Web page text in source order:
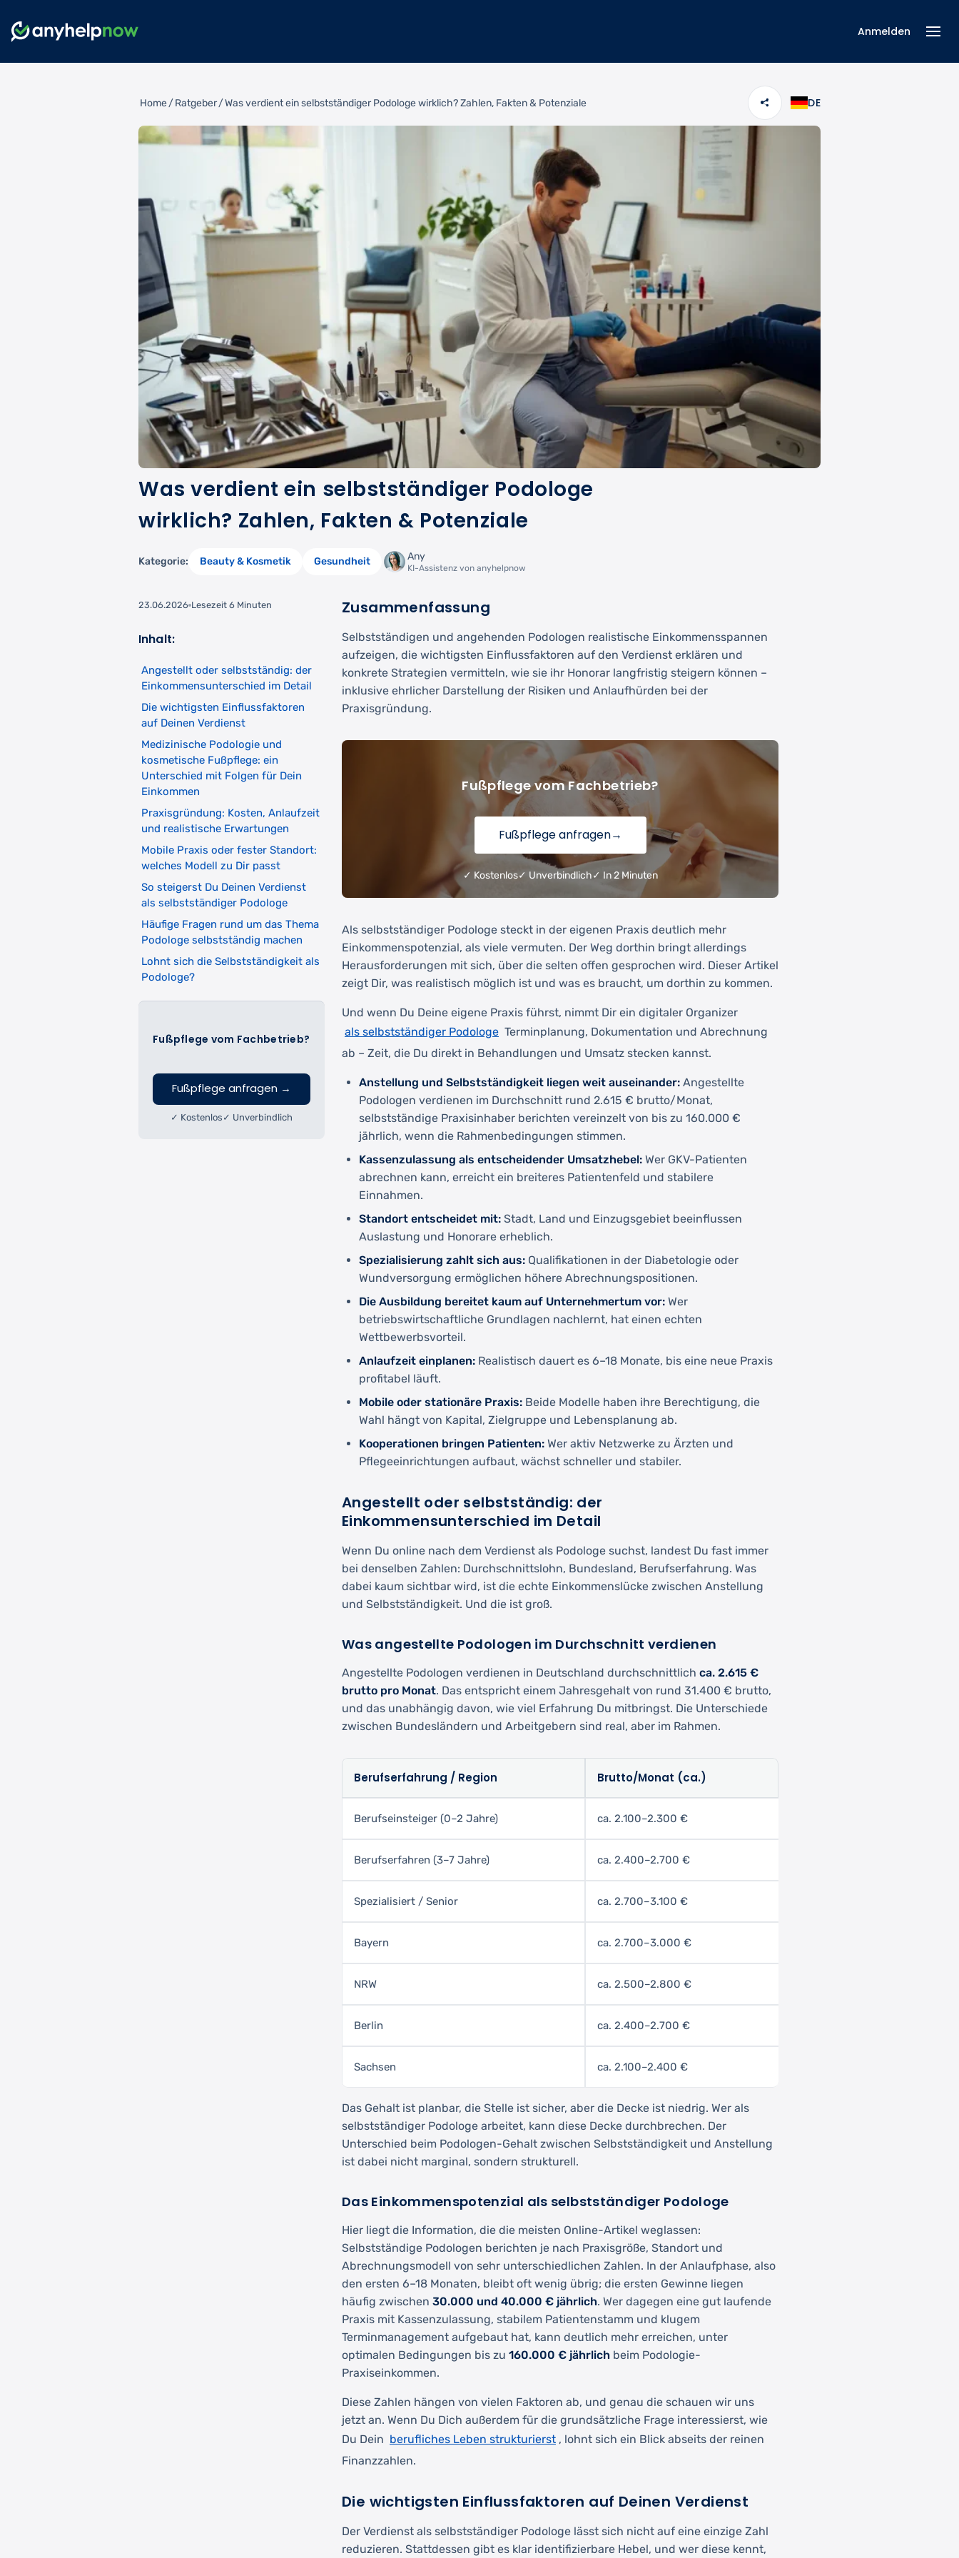
Anmelden
Home/Ratgeber/Was verdient ein selbstständiger Podologe wirklich? Zahlen, Fakten & Potenziale DE
Was verdient ein selbstständiger Podologe
wirklich? Zahlen, Fakten & Potenziale
Kategorie: Beauty & Kosmetik Gesundheit Any
KI-Assistenz von anyhelpnow
23.06.2026 Lesezeit 6 Minuten
Inhalt:
Fußpflege vom Fachbetrieb?
Fußpflege anfragen →
✓ Kostenlos ✓ Unverbindlich
Angestellt oder selbstständig: der
Einkommensunterschied im Detail
Die wichtigsten Einflussfaktoren
auf Deinen Verdienst
Medizinische Podologie und
kosmetische Fußpflege: ein
Unterschied mit Folgen für Dein
Einkommen
Praxisgründung: Kosten, Anlaufzeit
und realistische Erwartungen
Mobile Praxis oder fester Standort:
welches Modell zu Dir passt
So steigerst Du Deinen Verdienst
als selbstständiger Podologe
Häufige Fragen rund um das Thema
Podologe selbstständig machen
Lohnt sich die Selbstständigkeit als
Podologe?
Zusammenfassung
Selbstständigen und angehenden Podologen realistische Einkommensspannen
aufzeigen, die wichtigsten Einflussfaktoren auf den Verdienst erklären und
konkrete Strategien vermitteln, wie sie ihr Honorar langfristig steigern können –
inklusive ehrlicher Darstellung der Risiken und Anlaufhürden bei der
Praxisgründung.
Fußpflege vom Fachbetrieb?
Fußpflege anfragen→
✓ Kostenlos✓ Unverbindlich✓ In 2 Minuten
Als selbstständiger Podologe steckt in der eigenen Praxis deutlich mehr
Einkommenspotenzial, als viele vermuten. Der Weg dorthin bringt allerdings
Herausforderungen mit sich, über die selten offen gesprochen wird. Dieser Artikel
zeigt Dir, was realistisch möglich ist und was es braucht, um dorthin zu kommen.
Und wenn Du Deine eigene Praxis führst, nimmt Dir ein digitaler Organizer
als selbstständiger Podologe Terminplanung, Dokumentation und Abrechnung
ab – Zeit, die Du direkt in Behandlungen und Umsatz stecken kannst.
Anstellung und Selbstständigkeit liegen weit auseinander: Angestellte
Podologen verdienen im Durchschnitt rund 2.615 € brutto/Monat,
selbstständige Praxisinhaber berichten vereinzelt von bis zu 160.000 €
jährlich, wenn die Rahmenbedingungen stimmen.
Kassenzulassung als entscheidender Umsatzhebel: Wer GKV-Patienten
abrechnen kann, erreicht ein breiteres Patientenfeld und stabilere
Einnahmen.
Standort entscheidet mit: Stadt, Land und Einzugsgebiet beeinflussen
Auslastung und Honorare erheblich.
Spezialisierung zahlt sich aus: Qualifikationen in der Diabetologie oder
Wundversorgung ermöglichen höhere Abrechnungspositionen.
Die Ausbildung bereitet kaum auf Unternehmertum vor: Wer
betriebswirtschaftliche Grundlagen nachlernt, hat einen echten
Wettbewerbsvorteil.
Anlaufzeit einplanen: Realistisch dauert es 6–18 Monate, bis eine neue Praxis
profitabel läuft.
Mobile oder stationäre Praxis: Beide Modelle haben ihre Berechtigung, die
Wahl hängt von Kapital, Zielgruppe und Lebensplanung ab.
Kooperationen bringen Patienten: Wer aktiv Netzwerke zu Ärzten und
Pflegeeinrichtungen aufbaut, wächst schneller und stabiler.
Angestellt oder selbstständig: der
Einkommensunterschied im Detail
Wenn Du online nach dem Verdienst als Podologe suchst, landest Du fast immer
bei denselben Zahlen: Durchschnittslohn, Bundesland, Berufserfahrung. Was
dabei kaum sichtbar wird, ist die echte Einkommenslücke zwischen Anstellung
und Selbstständigkeit. Und die ist groß.
Was angestellte Podologen im Durchschnitt verdienen
Angestellte Podologen verdienen in Deutschland durchschnittlich ca. 2.615 €
brutto pro Monat. Das entspricht einem Jahresgehalt von rund 31.400 € brutto,
und das unabhängig davon, wie viel Erfahrung Du mitbringst. Die Unterschiede
zwischen Bundesländern und Arbeitgebern sind real, aber im Rahmen.
Berufserfahrung / Region Brutto/Monat (ca.)
Berufseinsteiger (0–2 Jahre) ca. 2.100–2.300 €
Berufserfahren (3–7 Jahre) ca. 2.400–2.700 €
Spezialisiert / Senior ca. 2.700–3.100 €
Bayern ca. 2.700–3.000 €
NRW ca. 2.500–2.800 €
Berlin ca. 2.400–2.700 €
Sachsen ca. 2.100–2.400 €
Das Gehalt ist planbar, die Stelle ist sicher, aber die Decke ist niedrig. Wer als
selbstständiger Podologe arbeitet, kann diese Decke durchbrechen. Der
Unterschied beim Podologen-Gehalt zwischen Selbstständigkeit und Anstellung
ist dabei nicht marginal, sondern strukturell.
Das Einkommenspotenzial als selbstständiger Podologe
Hier liegt die Information, die die meisten Online-Artikel weglassen:
Selbstständige Podologen berichten je nach Praxisgröße, Standort und
Abrechnungsmodell von sehr unterschiedlichen Zahlen. In der Anlaufphase, also
den ersten 6–18 Monaten, bleibt oft wenig übrig; die ersten Gewinne liegen
häufig zwischen 30.000 und 40.000 € jährlich. Wer dagegen eine gut laufende
Praxis mit Kassenzulassung, stabilem Patientenstamm und klugem
Terminmanagement aufgebaut hat, kann deutlich mehr erreichen, unter
optimalen Bedingungen bis zu 160.000 € jährlich beim Podologie-
Praxiseinkommen.
Diese Zahlen hängen von vielen Faktoren ab, und genau die schauen wir uns
jetzt an. Wenn Du Dich außerdem für die grundsätzliche Frage interessierst, wie
Du Dein berufliches Leben strukturierst , lohnt sich ein Blick abseits der reinen
Finanzzahlen.
Die wichtigsten Einflussfaktoren auf Deinen Verdienst
Der Verdienst als selbstständiger Podologe lässt sich nicht auf eine einzige Zahl
reduzieren. Stattdessen gibt es klar identifizierbare Hebel, und wer diese kennt,